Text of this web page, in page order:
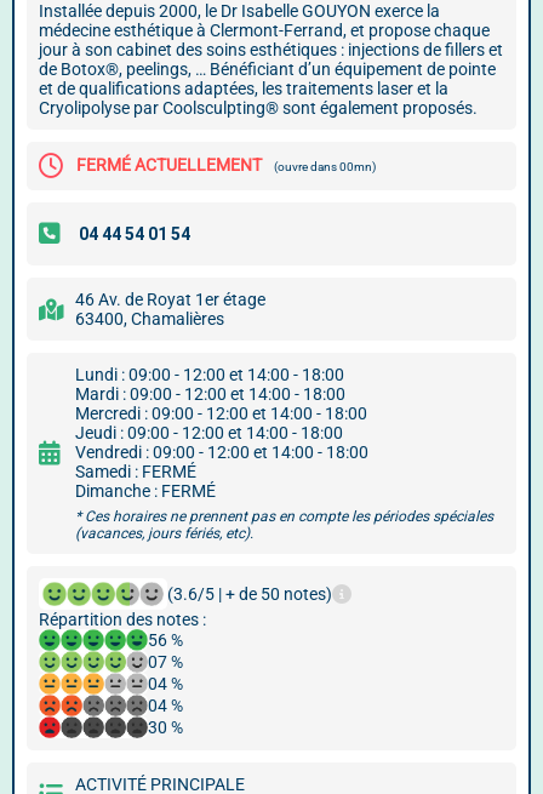
Installée depuis 2000, le Dr Isabelle GOUYON exerce la
médecine esthétique à Clermont-Ferrand, et propose chaque
jour à son cabinet des soins esthétiques : injections de fillers et
de Botox®, peelings, … Bénéficiant d’un équipement de pointe
et de qualifications adaptées, les traitements laser et la
Cryolipolyse par Coolsculpting® sont également proposés.
FERMÉ ACTUELLEMENT (ouvre dans 00mn)
46 Av. de Royat 1er étage
63400, Chamalières
Lundi : 09:00 - 12:00 et 14:00 - 18:00
Mardi : 09:00 - 12:00 et 14:00 - 18:00
Mercredi : 09:00 - 12:00 et 14:00 - 18:00
Jeudi : 09:00 - 12:00 et 14:00 - 18:00
Vendredi : 09:00 - 12:00 et 14:00 - 18:00
Samedi : FERMÉ
Dimanche : FERMÉ
* Ces horaires ne prennent pas en compte les périodes spéciales
(vacances, jours fériés, etc).
(3.6/5 | + de 50 notes)
Répartition des notes :
56 %
07 %
04 %
04 %
30 %
ACTIVITÉ PRINCIPALE